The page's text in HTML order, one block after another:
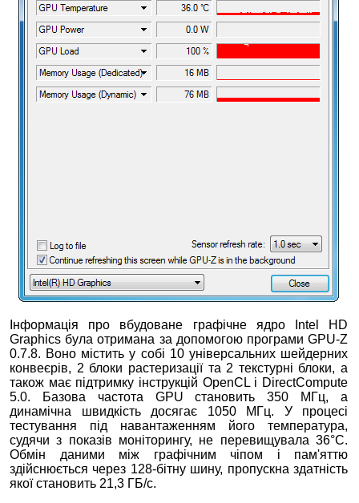
Інформація про вбудоване графічне ядро Intel HD
Graphics була отримана за допомогою програми GPU-Z
0.7.8. Воно містить у собі 10 універсальних шейдерних
конвеєрів, 2 блоки растеризації та 2 текстурні блоки, а
також має підтримку інструкцій OpenCL і DirectCompute
5.0. Базова частота GPU становить 350 МГц, а
динамічна швидкість досягає 1050 МГц. У процесі
тестування під навантаженням його температура,
судячи з показів моніторингу, не перевищувала 36°С.
Обмін даними між графічним чіпом і пам'яттю
здійснюється через 128-бітну шину, пропускна здатність
якої становить 21,3 ГБ/с.